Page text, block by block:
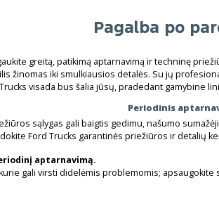
Pagalba po
greitą, patikimą aptarnavimą ir techninę
žinomas iki smulkiausios detalės. Su jų
visada bus šalia jūsų, pradedant gamybine
Periodinis
sąlygas gali baigtis gedimu, našumo
Ford Trucks garantinės priežiūros ir detalių
aptarnavimą.
gali virsti didelėmis problemomis;